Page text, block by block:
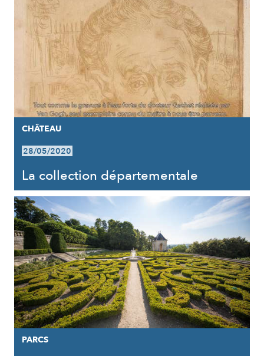
CHÂTEAU
28/05/2020
La collection départementale
PARCS